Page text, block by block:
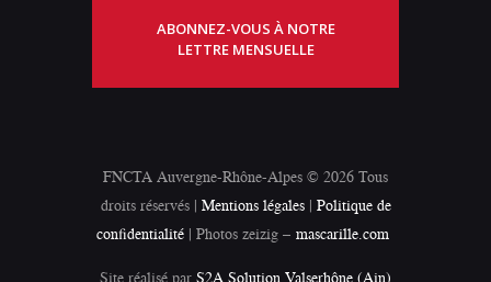
ABONNEZ-VOUS À NOTRE
LETTRE MENSUELLE
FNCTA Auvergne-Rhône-Alpes © 2026 Tous
droits réservés | Mentions légales| Politique de
confidentialité | Photos zeizig – mascarille.com
Site réalisé par S2A Solution Valserhône (Ain)